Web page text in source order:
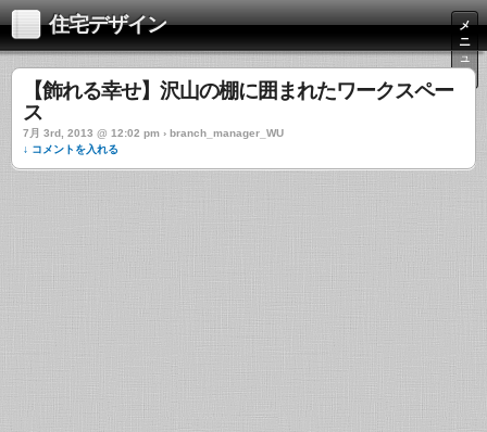
住宅デザイン
メ
ニ
ュ
ー
【飾れる幸せ】沢山の棚に囲まれたワークスペー
ス
7月 3rd, 2013 @ 12:02 pm › branch_manager_WU
↓ コメントを入れる